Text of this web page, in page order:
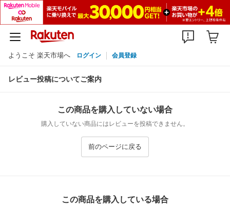
ようこそ 楽天市場へ ログイン 会員登録
レビュー投稿についてご案内
この商品を購入していない場合
購入していない商品にはレビューを投稿できません。
前のページに戻る
この商品を購入している場合